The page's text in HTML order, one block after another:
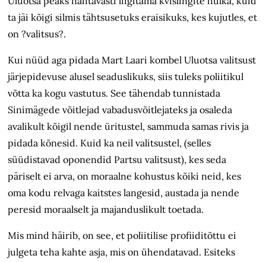
ta jäi kõigi silmis tähtsusetuks eraisikuks, kes kujutles, et
on ?valitsus?.
Kui nüüd aga pidada Mart Laari kombel Uluotsa valitsust
järjepidevuse alusel seaduslikuks, siis tuleks poliitikul
võtta ka kogu vastutus. See tähendab tunnistada
Sinimägede võitlejad vabadusvõitlejateks ja osaleda
avalikult kõigil nende üritustel, sammuda samas rivis ja
pidada kõnesid. Kuid ka neil valitsustel, (selles
süüdistavad oponendid Partsu valitsust), kes seda
päriselt ei arva, on moraalne kohustus kõiki neid, kes
oma kodu relvaga kaitstes langesid, austada ja nende
peresid moraalselt ja majanduslikult toetada.
Mis mind häirib, on see, et poliitilise proﬁiditõttu ei
julgeta teha kahte asja, mis on ühendatavad. Esiteks